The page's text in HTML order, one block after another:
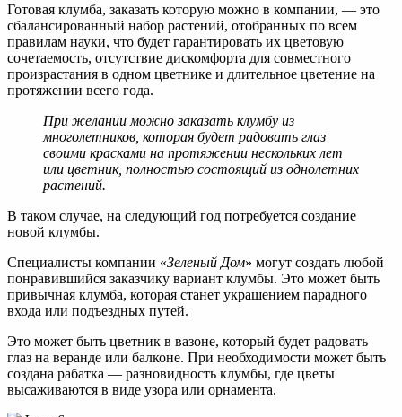
Готовая клумба, заказать которую можно в компании, — это
сбалансированный набор растений, отобранных по всем
правилам науки, что будет гарантировать их цветовую
сочетаемость, отсутствие дискомфорта для совместного
произрастания в одном цветнике и длительное цветение на
протяжении всего года.
При желании можно заказать клумбу из
многолетников, которая будет радовать глаз
своими красками на протяжении нескольких лет
или цветник, полностью состоящий из однолетних
растений.
В таком случае, на следующий год потребуется создание
новой клумбы.
Специалисты компании «Зеленый Дом» могут создать любой
понравившийся заказчику вариант клумбы. Это может быть
привычная клумба, которая станет украшением парадного
входа или подъездных путей.
Это может быть цветник в вазоне, который будет радовать
глаз на веранде или балконе. При необходимости может быть
создана рабатка — разновидность клумбы, где цветы
высаживаются в виде узора или орнамента.